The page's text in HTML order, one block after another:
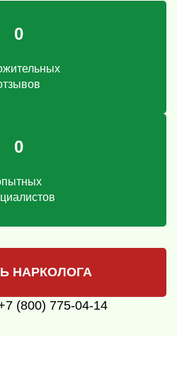
0
0
НАРКОЛОГА
(800) 775-04-14